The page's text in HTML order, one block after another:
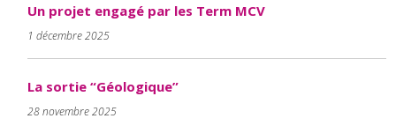
Un projet engagé par les Term MCV
1 décembre 2025
La sortie “Géologique”
28 novembre 2025